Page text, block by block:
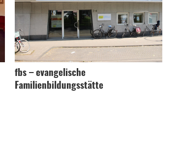
fbs – evangelische
Familienbildungsstätte